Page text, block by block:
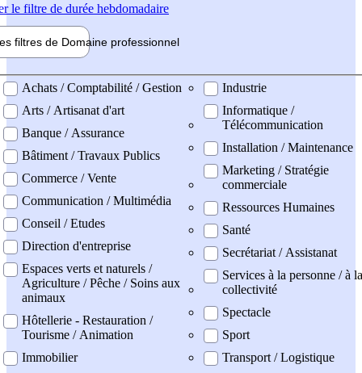
le filtre de durée hebdomadaire
filtres de Domaine professionnel
professionel
Achats / Comptabilité / Gestion
Arts / Artisanat d'art
Banque / Assurance
Bâtiment / Travaux Publics
Commerce / Vente
Communication / Multimédia
Conseil / Etudes
Direction d'entreprise
Espaces verts et naturels /
Agriculture / Pêche / Soins aux
animaux
Hôtellerie - Restauration /
Tourisme / Animation
Immobilier
Industrie
Informatique /
Télécommunication
Installation / Maintenance
Marketing / Stratégie
commerciale
Ressources Humaines
Santé
Secrétariat / Assistanat
Services à la personne / à la
collectivité
Spectacle
Sport
Transport / Logistique